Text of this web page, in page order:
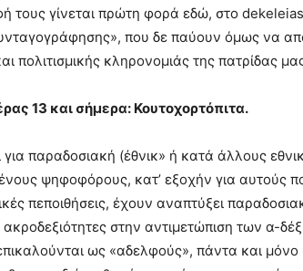
τους γίνεται πρώτη φορά εδώ, στο
που δε παύουν όμως να
πολιτισμικής κληρονομιάς της πατρίδας
13 και σήμερα: Κουτοχορτόπιτα.
για παραδοσιακή (έθνικ» ή κατά άλλους
ψηφοφόρους, κατ’ εξοχήν για αυτούς
πεποιθήσεις, έχουν αναπτύξει
ακροδεξιότητες στην αντιμετώπιση των α-
ως «αδελφούς», πάντα και